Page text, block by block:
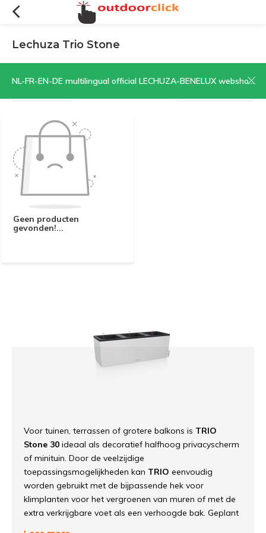
NL-FR-EN-DE multilingual official LECHUZA-BENELUX webshop | CLICK HERE NOW!
Lechuza Trio Stone
Geen producten
gevonden!...
Voor tuinen, terrassen of grotere balkons is TRIO
Stone 30 ideaal als decoratief halfhoog privacyscherm
of minituin. Door de veelzijdige
toepassingsmogelijkheden kan TRIO eenvoudig
worden gebruikt met de bijpassende hek voor
klimplanten voor het vergroenen van muren of met de
extra verkrijgbare voet als een verhoogde bak. Geplant